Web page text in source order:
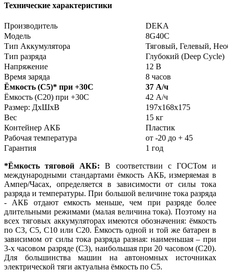
Технические характеристики
Производитель
DEKA
Модель
8G40C
Тип Аккумулятора
Тяговый, Гелевый,
Тип разряда
Глубокий (Deep Cycle)
Напряжение
12 В
Время заряда
8 часов
Ёмкость (С5)* при +30С
37 А/ч
Ёмкость (С20) при +30С
42 А/ч
Размер: ДхШхВ
197х168х175
Вес
15 кг
Контейнер АКБ
Пластик
Рабочая температура
от -20 до + 45
Гарантия
1 год
*Ёмкость тяговой АКБ:В соответствии с ГОСТом и
международными стандартами ёмкость АКБ, измеряемая в
Ампер/Часах, определяется в зависимости от силы тока
разряда и температуры. При большой величине тока разряда
- АКБ отдают емкость меньше, чем при разряде более
длительными режимами (малая величина тока). Поэтому на
всех тяговых аккумуляторах имеются обозначения: ёмкость
по С3, С5, С10 или С20. Ёмкость одной и той же батареи в
зависимом от силы тока разряда разная: наименьшая – при
3-х часовом разряде (С3), наибольшая при 20 часовом (С20).
Для большинства машин на автономных источниках
электрической тяги актуальна ёмкость по С5.